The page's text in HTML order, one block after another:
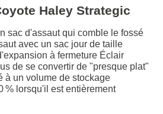
Haley Strategic
sac d'assaut qui comble le fossé
avec un sac jour de taille
à fermeture Éclair
de se convertir de "presque plat"
à un volume de stockage
% lorsqu'il est entièrement